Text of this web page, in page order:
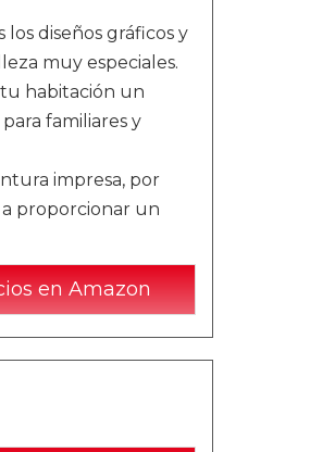
diseños gráficos y
muy especiales.
habitación un
familiares y
impresa, por
proporcionar un
en Amazon